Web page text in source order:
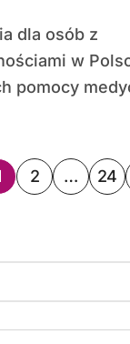
w
pomocy
2 … 24